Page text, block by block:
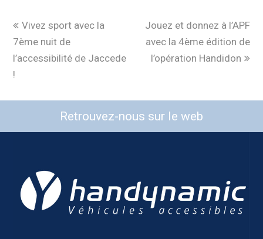
Vivez sport avec la
7ème nuit de
l’accessibilité de Jaccede
!
Jouez et donnez à l’APF
avec la 4ème édition de
l’opération Handidon
Retrouvez-nous sur le web